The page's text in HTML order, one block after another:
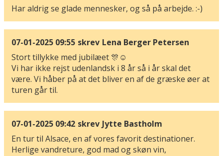
Har aldrig se glade mennesker, og så på arbejde. :-)
07-01-2025 09:55 skrev Lena Berger Petersen
Stort tillykke med jubilæet 🎊☺️
Vi har ikke rejst udenlandsk i 8 år så i år skal det
være. Vi håber på at det bliver en af de græske øer at
turen går til.
07-01-2025 09:42 skrev Jytte Bastholm
En tur til Alsace, en af vores favorit destinationer.
Herlige vandreture, god mad og skøn vin,